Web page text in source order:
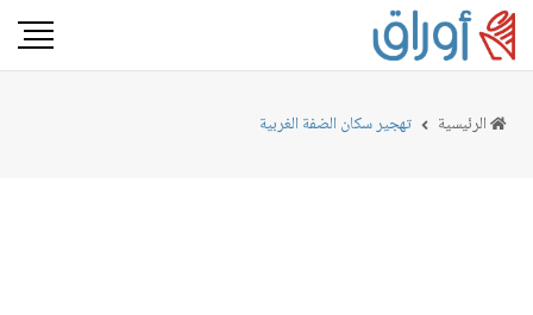
الرئيسية تهجير سكان الضفة الغربية